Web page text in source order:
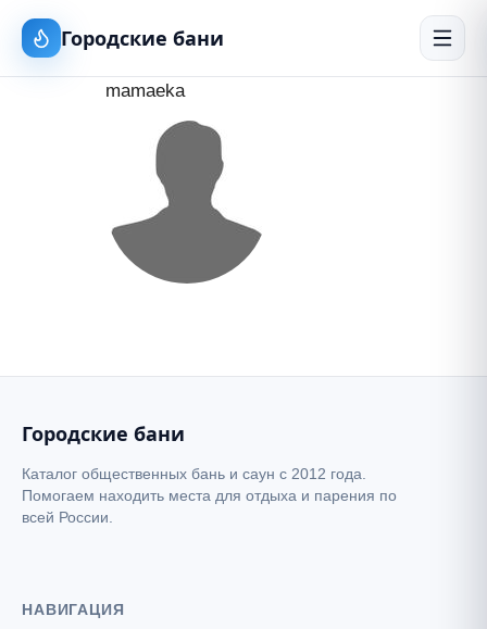
Городские бани
mamaeka
Городские бани
Каталог общественных бань и саун с 2012 года.
Помогаем находить места для отдыха и парения по
всей России.
НАВИГАЦИЯ